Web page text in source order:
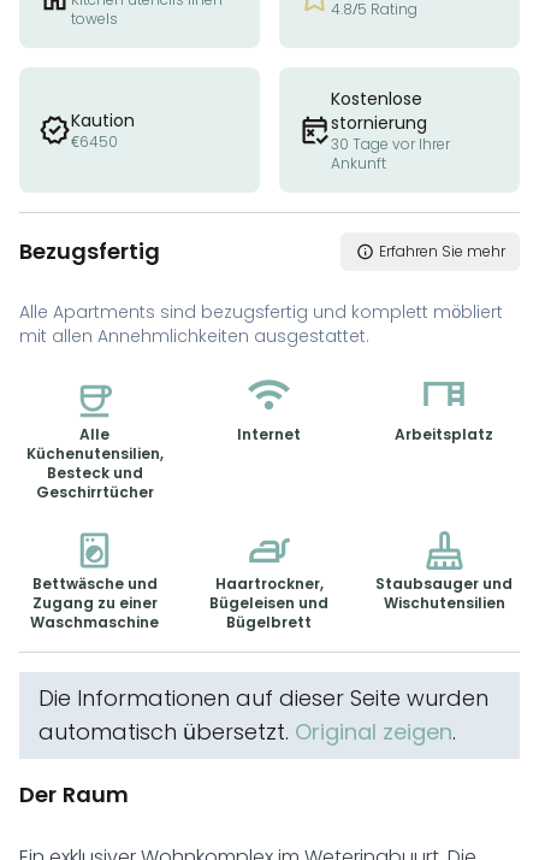
towels
4.8/5 Rating
Kaution
€6450
Kostenlose
stornierung
30 Tage vor Ihrer
Ankunft
Bezugsfertig Erfahren Sie mehr
Alle Apartments sind bezugsfertig und komplett möbliert
mit allen Annehmlichkeiten ausgestattet.
Alle
Küchenutensilien,
Besteck und
Geschirrtücher
Internet Arbeitsplatz
Bettwäsche und
Zugang zu einer
Waschmaschine
Haartrockner,
Bügeleisen und
Bügelbrett
Staubsauger und
Wischutensilien
Die Informationen auf dieser Seite wurden
automatisch übersetzt. Original zeigen.
Der Raum